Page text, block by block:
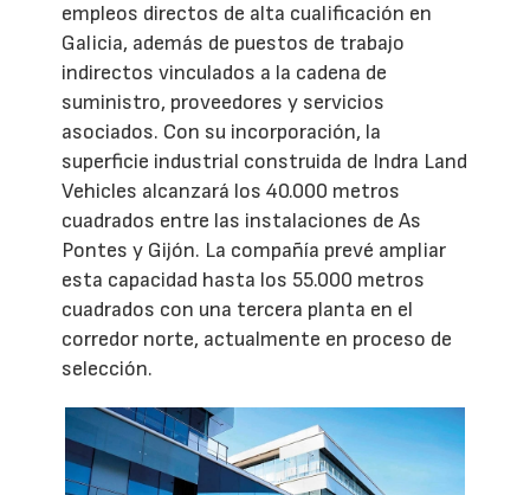
empleos directos de alta cualificación en
Galicia, además de puestos de trabajo
indirectos vinculados a la cadena de
suministro, proveedores y servicios
asociados. Con su incorporación, la
superficie industrial construida de Indra Land
Vehicles alcanzará los 40.000 metros
cuadrados entre las instalaciones de As
Pontes y Gijón. La compañía prevé ampliar
esta capacidad hasta los 55.000 metros
cuadrados con una tercera planta en el
corredor norte, actualmente en proceso de
selección.